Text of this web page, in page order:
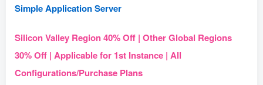
Simple Application Server
Silicon Valley Region 40% Off | Other Global Regions
30% Off | Applicable for 1st Instance | All
Configurations/Purchase Plans